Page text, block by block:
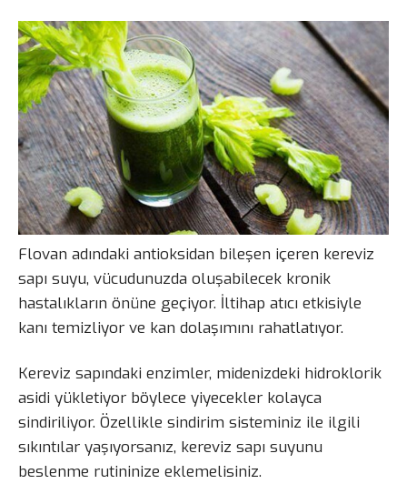
Flovan adındaki antioksidan bileşen içeren kereviz
sapı suyu, vücudunuzda oluşabilecek kronik
hastalıkların önüne geçiyor. İltihap atıcı etkisiyle
kanı temizliyor ve kan dolaşımını rahatlatıyor.
Kereviz sapındaki enzimler, midenizdeki hidroklorik
asidi yükletiyor böylece yiyecekler kolayca
sindiriliyor. Özellikle sindirim sisteminiz ile ilgili
sıkıntılar yaşıyorsanız, kereviz sapı suyunu
beslenme rutininize eklemelisiniz.